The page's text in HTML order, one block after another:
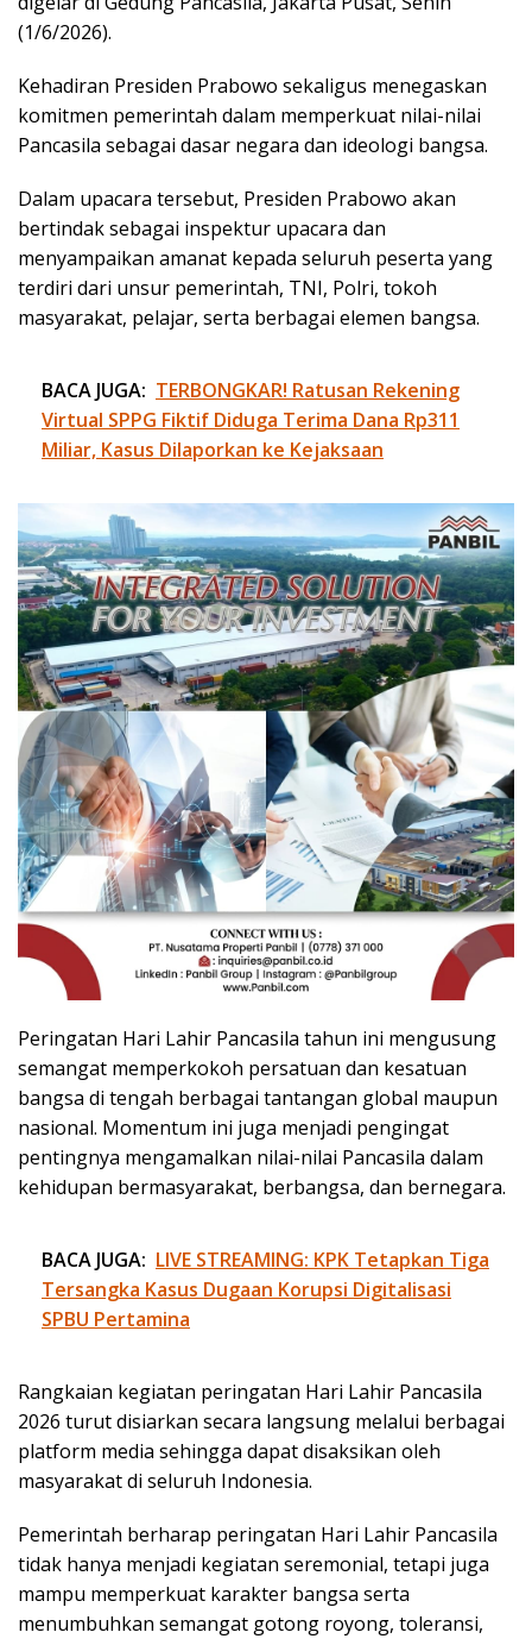
(1/6/2026).
Kehadiran Presiden Prabowo sekaligus menegaskan
komitmen pemerintah dalam memperkuat nilai-nilai
Pancasila sebagai dasar negara dan ideologi bangsa.
Dalam upacara tersebut, Presiden Prabowo akan
bertindak sebagai inspektur upacara dan
menyampaikan amanat kepada seluruh peserta yang
terdiri dari unsur pemerintah, TNI, Polri, tokoh
masyarakat, pelajar, serta berbagai elemen bangsa.
BACA JUGA: TERBONGKAR! Ratusan Rekening
Virtual SPPG Fiktif Diduga Terima Dana Rp311
Miliar, Kasus Dilaporkan ke Kejaksaan
Peringatan Hari Lahir Pancasila tahun ini mengusung
semangat memperkokoh persatuan dan kesatuan
bangsa di tengah berbagai tantangan global maupun
nasional. Momentum ini juga menjadi pengingat
pentingnya mengamalkan nilai-nilai Pancasila dalam
kehidupan bermasyarakat, berbangsa, dan bernegara.
BACA JUGA: LIVE STREAMING: KPK Tetapkan Tiga
Tersangka Kasus Dugaan Korupsi Digitalisasi
SPBU Pertamina
Rangkaian kegiatan peringatan Hari Lahir Pancasila
2026 turut disiarkan secara langsung melalui berbagai
platform media sehingga dapat disaksikan oleh
masyarakat di seluruh Indonesia.
Pemerintah berharap peringatan Hari Lahir Pancasila
tidak hanya menjadi kegiatan seremonial, tetapi juga
mampu memperkuat karakter bangsa serta
menumbuhkan semangat gotong royong, toleransi,